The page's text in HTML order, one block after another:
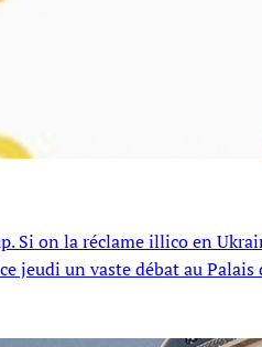
Si on la réclame illico en
jeudi un vaste débat au